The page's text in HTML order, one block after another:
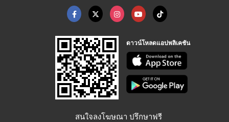
ดาวน์โหลดแอปพลิเคชัน
สนใจลงโฆษณา ปรึกษาฟรี